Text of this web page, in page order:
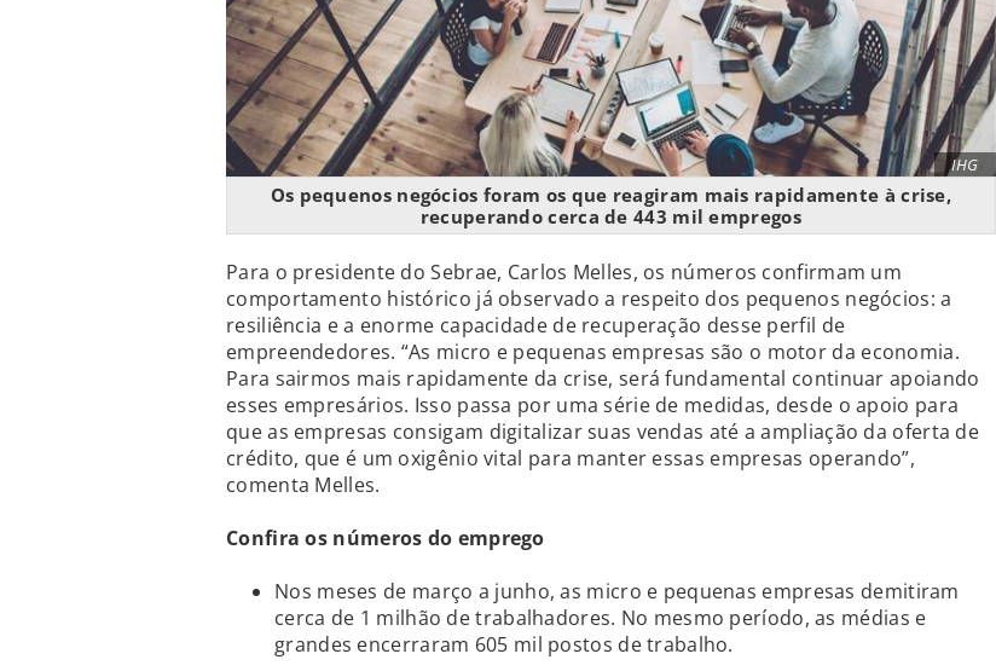
IHG
Os pequenos negócios foram os que reagiram mais rapidamente à crise,
recuperando cerca de 443 mil empregos
Para o presidente do Sebrae, Carlos Melles, os números confirmam um
comportamento histórico já observado a respeito dos pequenos negócios: a
resiliência e a enorme capacidade de recuperação desse perfil de
empreendedores. “As micro e pequenas empresas são o motor da economia.
Para sairmos mais rapidamente da crise, será fundamental continuar apoiando
esses empresários. Isso passa por uma série de medidas, desde o apoio para
que as empresas consigam digitalizar suas vendas até a ampliação da oferta de
crédito, que é um oxigênio vital para manter essas empresas operando”,
comenta Melles.
Confira os números do emprego
Nos meses de março a junho, as micro e pequenas empresas demitiram
cerca de 1 milhão de trabalhadores. No mesmo período, as médias e
grandes encerraram 605 mil postos de trabalho.